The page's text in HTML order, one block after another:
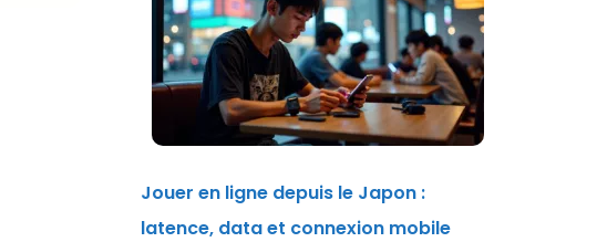
Jouer en ligne depuis le Japon :
latence, data et connexion mobile